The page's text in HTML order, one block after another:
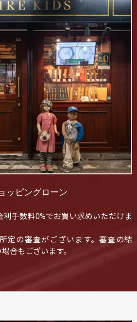
ッピングローン
手数料0%でお買い求めいただけま
定の審査がございます。審査の結
合もございます。